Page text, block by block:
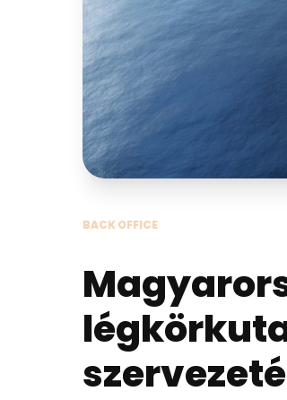
BACK OFFICE